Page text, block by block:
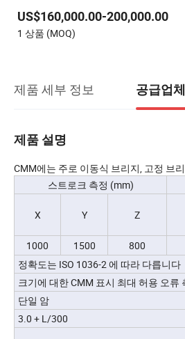
US$160,000.00-200,000.00
1 상품 (MOQ)
제품 세부 정보 공급업
제품 설명
CMM에는 주로 이동식 브리지, 고정 브
스트로크 측정 (mm)
X Y Z
1000 1500 800
정확도는 ISO 1036-2 에 따라 다릅니다
크기에 대한 CMM 표시 최대 허용 오류
단일 암
3.0 + L/300